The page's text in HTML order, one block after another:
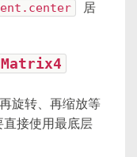
居
Matrix4
旋转、再缩放等
直接使用最底层